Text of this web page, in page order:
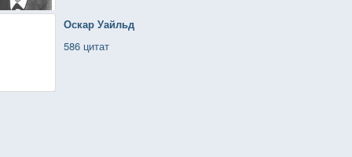
Оскар Уайльд
586 цитат